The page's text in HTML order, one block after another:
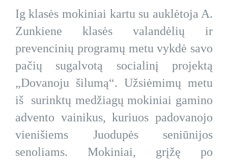
Ig klasės mokiniai kartu su auklėtoja A.
Zunkiene klasės valandėlių ir
prevencinių programų metu vykdė savo
pačių sugalvotą socialinį projektą
„Dovanoju šilumą“. Užsiėmimų metu
iš surinktų medžiagų mokiniai gamino
advento vainikus, kuriuos padovanojo
vienišiems Juodupės seniūnijos
senoliams. Mokiniai, grįžę po